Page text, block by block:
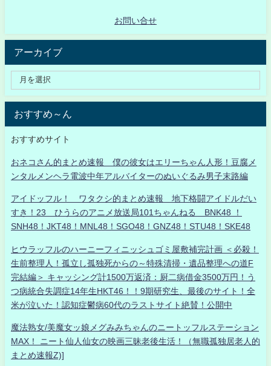
お問い合せ
アーカイブ
おすすめ～ん
おすすめサイト
おネコさん的まとめ速報 僕の彼女はエリーちゃん人形！豆腐メ
ンタルメンヘラ電波中年アルバイターのぬいぐるみ男子末路編
アイドッフル！ ワタクシ的まとめ速報 地下格闘アイドルだい
すき！23 ひうらのアニメ放送局101ちゃんねる BNK48 ！
SNH48！JKT48！MNL48！SGO48！GNZ48！STU48！SKE48
ヒウラッフルのハーニーフィニッシュゴミ屋敷補完計画 ＜必殺！
生前整理人！孤立し孤独死からの～特殊清掃・遺品整理への道F
完結編＞ キャッシング計1500万返済：厨二病借金3500万円！う
つ病統合失調症14年生HKT46！！9期研究生、最後のサイト！全
米が泣いた！認知症鬱病60代のラストサイト絶賛！公開中
魔法熟女/美魔女ッ娘メグみみちゃんのニートッフルステーション
MAX！ ニート仙人仙女の映画三昧老後生活！（無職孤独居老人的
まとめ速報Z)]